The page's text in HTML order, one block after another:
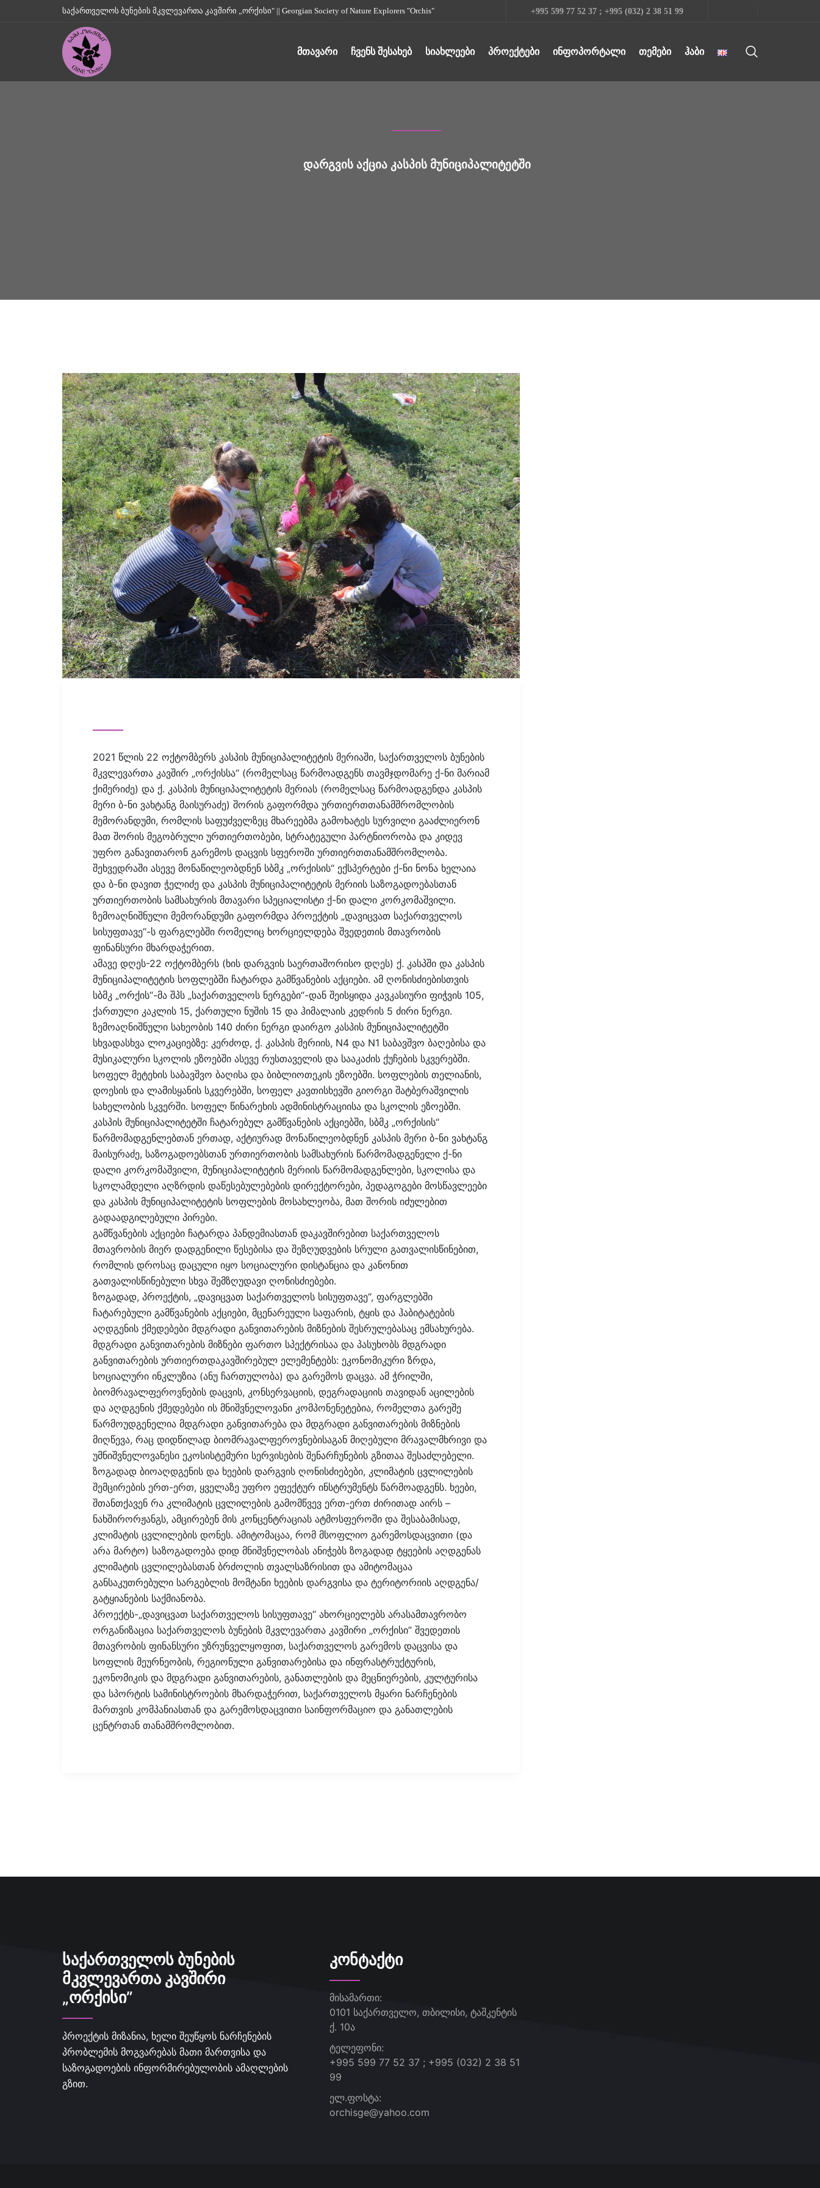
საქართველოს ბუნების მკვლევართა კავშირი „ორქისი" || Georgian Society of Nature Explorers "Orchis" +995 599 77 52 37 ; +995 (032) 2 38 51 99
ᲛᲗᲐᲕᲐᲠᲘ ᲩᲕᲔᲜᲡ ᲨᲔᲡᲐᲮᲔᲑ ᲡᲘᲐᲮᲚᲔᲔᲑᲘ ᲞᲠᲝᲔᲥᲢᲔᲑᲘ ᲘᲜᲤᲝᲞᲝᲠᲢᲐᲚᲘ ᲗᲔᲛᲔᲑᲘ ᲰᲐᲑᲘ
ᲓᲐᲠᲒᲕᲘᲡ ᲐᲥᲪᲘᲐ ᲙᲐᲡᲞᲘᲡ ᲛᲣᲜᲘᲪᲘᲞᲐᲚᲘᲢᲔᲢᲨᲘ
2021 წლის 22 ოქტომბერს კასპის მუნიციპალიტეტის მერიაში, საქართველოს ბუნების
მკვლევართა კავშირ „ორქისსა“ (რომელსაც წარმოადგენს თავმჯდომარე ქ-ნი მარიამ
ქიმერიძე) და ქ. კასპის მუნიციპალიტეტის მერიას (რომელსაც წარმოადგენდა კასპის
მერი ბ-ნი ვახტანგ მაისურაძე) შორის გაფორმდა ურთიერთთანამშრომლობის
მემორანდუმი, რომლის საფუძველზეც მხარეებმა გამოხატეს სურვილი გააძლიერონ
მათ შორის მეგობრული ურთიერთობები, სტრატეგული პარტნიორობა და კიდევ
უფრო განავითარონ გარემოს დაცვის სფეროში ურთიერთთანამშრომლობა.
შეხვედრაში ასევე მონაწილეობდნენ სბმკ „ორქისის“ ექსპერტები ქ-ნი ნონა ხელაია
და ბ-ნი დავით ჭელიძე და კასპის მუნიციპალიტეტის მერიის საზოგადოებასთან
ურთიერთობის სამსახურის მთავარი სპეციალისტი ქ-ნი დალი კორკომაშვილი.
ზემოაღნიშნული მემორანდუმი გაფორმდა პროექტის „დავიცვათ საქართველოს
სისუფთავე“-ს ფარგლებში რომელიც ხორციელდება შვედეთის მთავრობის
ფინანსური მხარდაჭერით.
ამავე დღეს-22 ოქტომბერს (ხის დარგვის საერთაშორისო დღეს) ქ. კასპში და კასპის
მუნიციპალიტეტის სოფლებში ჩატარდა გამწვანების აქციები. ამ ღონისძიებისთვის
სბმკ „ორქის“-მა შპს „საქართველოს ნერგები“-დან შეისყიდა კავკასიური ფიჭვის 105,
ქართული კაკლის 15, ქართული ნუშის 15 და ჰიმალაის კედრის 5 ძირი ნერგი.
ზემოაღნიშნული სახეობის 140 ძირი ნერგი დაირგო კასპის მუნიციპალიტეტში
სხვადასხვა ლოკაციებზე: კერძოდ, ქ. კასპის მერიის, N4 და N1 საბავშვო ბაღებისა და
მუსიკალური სკოლის ეზოებში ასევე რუსთაველის და სააკაძის ქუჩების სკვერებში.
სოფელ მეტეხის საბავშვო ბაღისა და ბიბლიოთეკის ეზოებში. სოფლების თელიანის,
დოესის და ლამისყანის სკვერებში, სოფელ კავთისხევში გიორგი შატბერაშვილის
სახელობის სკვერში. სოფელ წინარეხის ადმინისტრაციისა და სკოლის ეზოებში.
კასპის მუნიციპალიტეტში ჩატარებულ გამწვანების აქციებში, სბმკ „ორქისის“
წარმომადგენლებთან ერთად, აქტიურად მონაწილეობდნენ კასპის მერი ბ-ნი ვახტანგ
მაისურაძე, საზოგადოებსთან ურთიერთობის სამსახურის წარმომადგენელი ქ-ნი
დალი კორკომაშვილი, მუნიციპალიტეტის მერიის წარმომადგენლები, სკოლისა და
სკოლამდელი აღზრდის დაწესებულებების დირექტორები, პედაგოგები მოსწავლეები
და კასპის მუნიციპალიტეტის სოფლების მოსახლეობა, მათ შორის იძულებით
გადაადგილებული პირები.
გამწვანების აქციები ჩატარდა პანდემიასთან დაკავშირებით საქართველოს
მთავრობის მიერ დადგენილი წესებისა და შეზღუდვების სრული გათვალისწინებით,
რომლის დროსაც დაცული იყო სოციალური დისტანცია და კანონით
გათვალისწინებული სხვა შემზღუდავი ღონისძიებები.
ზოგადად, პროექტის, „დავიცვათ საქართველოს სისუფთავე“, ფარგლებში
ჩატარებული გამწვანების აქციები, მცენარეული საფარის, ტყის და ჰაბიტატების
აღდგენის ქმედებები მდგრადი განვითარების მიზნების შესრულებასაც ემსახურება.
მდგრადი განვითარების მიზნები ფართო სპექტრისაა და პასუხობს მდგრადი
განვითარების ურთიერთდაკავშირებულ ელემენტებს: ეკონომიკური ზრდა,
სოციალური ინკლუზია (ანუ ჩართულობა) და გარემოს დაცვა. ამ ჭრილში,
ბიომრავალფეროვნების დაცვის, კონსერვაციის, დეგრადაციის თავიდან აცილების
და აღდგენის ქმედებები ის მნიშვნელოვანი კომპონენეტებია, რომელთა გარეშე
წარმოუდგენელია მდგრადი განვითარება და მდგრადი განვითარების მიზნების
მიღწევა, რაც დიდწილად ბიომრავალფეროვნებისაგან მიღებული მრავალმხრივი და
უმნიშვნელოვანესი ეკოსისტემური სერვისების შენარჩუნების გზითაა შესაძლებელი.
ზოგადად ბიოაღდგენის და ხეების დარგვის ღონისძიებები, კლიმატის ცვლილების
შემცირების ერთ-ერთ, ყველაზე უფრო ეფექტურ ინსტრუმენტს წარმოადგენს. ხეები,
შთანთქავენ რა კლიმატის ცვლილების გამომწვევ ერთ-ერთ ძირითად აირს –
ნახშირორჟანგს, ამცირებენ მის კონცენტრაციას ატმოსფეროში და შესაბამისად,
კლიმატის ცვლილების დონეს. ამიტომაცაა, რომ მსოფლიო გარემოსდაცვითი (და
არა მარტო) საზოგადოება დიდ მნიშვნელობას ანიჭებს ზოგადად ტყეების აღდგენას
კლიმატის ცვლილებასთან ბრძოლის თვალსაზრისით და ამიტომაცაა
განსაკუთრებული სარგებლის მომტანი ხეების დარგვისა და ტერიტორიის აღდგენა/
გატყიანების საქმიანობა.
პროექტს-„დავიცვათ საქართველოს სისუფთავე“ ახორციელებს არასამთავრობო
ორგანიზაცია საქართველოს ბუნების მკვლევართა კავშირი „ორქისი” შვედეთის
მთავრობის ფინანსური უზრუნველყოფით, საქართველოს გარემოს დაცვისა და
სოფლის მეურნეობის, რეგიონული განვითარებისა და ინფრასტრუქტურის,
ეკონომიკის და მდგრადი განვითარების, განათლების და მეცნიერების, კულტურისა
და სპორტის სამინისტროების მხარდაჭერით, საქართველოს მყარი ნარჩენების
მართვის კომპანიასთან და გარემოსდაცვითი საინფორმაციო და განათლების
ცენტრთან თანამშრომლობით.
ᲡᲐᲥᲐᲠᲗᲕᲔᲚᲝᲡ ᲑᲣᲜᲔᲑᲘᲡ
ᲛᲙᲕᲚᲔᲕᲐᲠᲗᲐ ᲙᲐᲕᲨᲘᲠᲘ
„ᲝᲠᲥᲘᲡᲘ”
პროექტის მიზანია, ხელი შეუწყოს ნარჩენების
პრობლემის მოგვარებას მათი მართვისა და
საზოგადოების ინფორმირებულობის ამაღლების
გზით.
ᲙᲝᲜᲢᲐᲥᲢᲘ
მისამართი:
0101 საქართველო, თბილისი, ტაშკენტის
ქ. 10ა
ტელეფონი:
+995 599 77 52 37 ; +995 (032) 2 38 51
99
ელ.ფოსტა:
orchisge@yahoo.com